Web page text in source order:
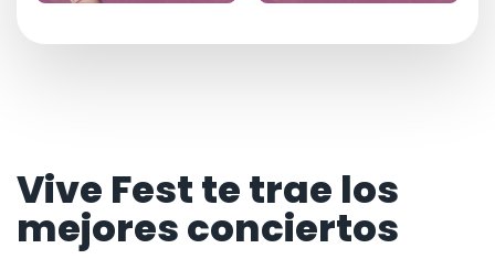
Vive Fest te trae los
mejores conciertos